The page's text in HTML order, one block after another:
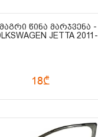
ᲬᲘᲜᲐ ᲛᲐᲠᲯᲕᲔᲜᲐ -
JETTA 2011-
18₾